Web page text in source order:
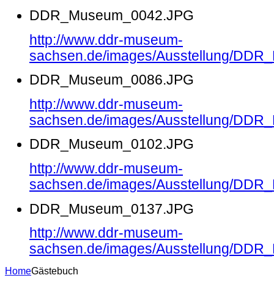
DDR_Museum_0042.JPG
http://www.ddr-museum-
sachsen.de/images/Ausstellung/
DDR_Museum_0086.JPG
http://www.ddr-museum-
sachsen.de/images/Ausstellung/
DDR_Museum_0102.JPG
http://www.ddr-museum-
sachsen.de/images/Ausstellung/
DDR_Museum_0137.JPG
http://www.ddr-museum-
sachsen.de/images/Ausstellung/
HomeGästebuch